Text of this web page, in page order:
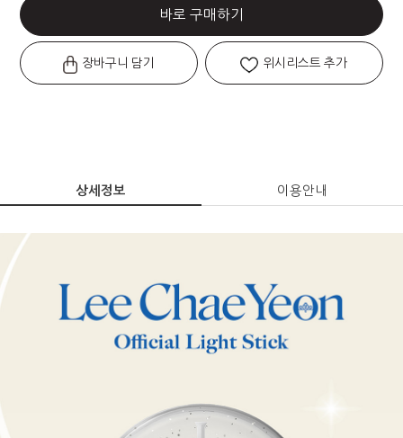
바로 구매하기
장바구니 담기 위시리스트 추가
상세정보 이용안내